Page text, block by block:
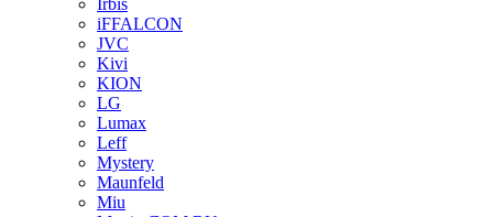
Irbis
iFFALCON
JVC
Kivi
KION
LG
Lumax
Leff
Mystery
Maunfeld
Miu